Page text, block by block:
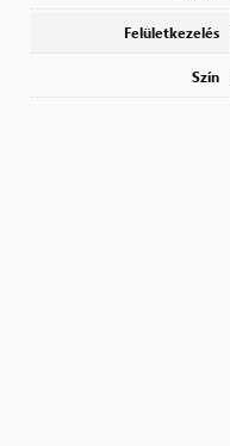
Felületkezelés
Szín